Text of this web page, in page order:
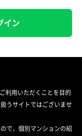
イン
利用いただくことを目的
うサイトではございませ
で、個別マンションの紹